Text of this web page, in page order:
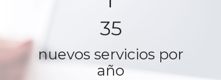
35
nuevos servicios por
año